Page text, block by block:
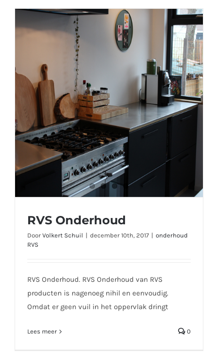
RVS Onderhoud
Door Volkert Schuil | december 10th, 2017 | onderhoud
RVS
RVS Onderhoud. RVS Onderhoud van RVS
producten is nagenoeg nihil en eenvoudig.
Omdat er geen vuil in het oppervlak dringt
Lees meer 0